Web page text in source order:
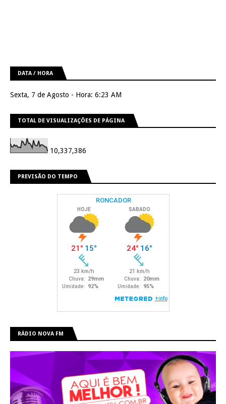
DATA / HORA
Sexta, 7 de Agosto - Hora: 6:23 AM
TOTAL DE VISUALIZAÇÕES DE PÁGINA
10,337,386
PREVISÃO DO TEMPO
RÁDIO NOVA FM